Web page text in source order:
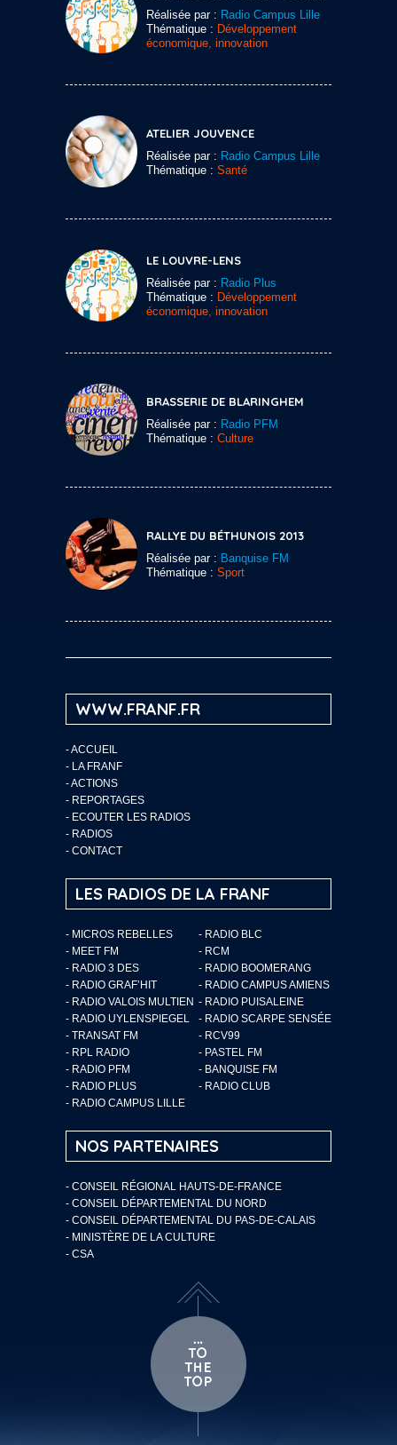
Réalisée par : Radio Campus Lille
Thématique : Développement
économique, innovation
ATELIER JOUVENCE
Réalisée par : Radio Campus Lille
Thématique : Santé
LE LOUVRE-LENS
Réalisée par : Radio Plus
Thématique : Développement
économique, innovation
BRASSERIE DE BLARINGHEM
Réalisée par : Radio PFM
Thématique : Culture
RALLYE DU BÉTHUNOIS 2013
Réalisée par : Banquise FM
Thématique : Sport
WWW.FRANF.FR
-ACCUEIL
- LA FRANF
-ACTIONS
- REPORTAGES
- ECOUTER LES RADIOS
- RADIOS
- CONTACT
LES RADIOS DE LA FRANF
- MICROS REBELLES
- RADIO BLC
- MEET FM
- RCM
- RADIO 3 DES
- RADIO BOOMERANG
- RADIO GRAF’HIT
- RADIO CAMPUS AMIENS
- RADIO VALOIS MULTIEN - RADIO PUISALEINE
- RADIO UYLENSPIEGEL
- RADIO SCARPE SENSÉE
- TRANSAT FM
- RCV99
- RPL RADIO
- PASTEL FM
- RADIO PFM
- BANQUISE FM
- RADIO PLUS
- RADIO CLUB
- RADIO CAMPUS LILLE
NOS PARTENAIRES
- CONSEIL RÉGIONAL HAUTS-DE-FRANCE
- CONSEIL DÉPARTEMENTAL DU NORD
- CONSEIL DÉPARTEMENTAL DU PAS-DE-CALAIS
- MINISTÈRE DE LA CULTURE
- CSA